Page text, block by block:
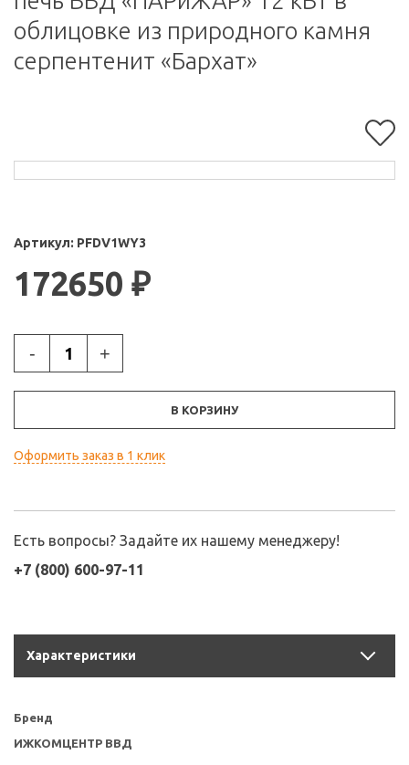
облицовке из природного камня
серпентенит «Бархат»
Артикул: PFDV1WY3
172650 ₽
- +
В КОРЗИНУ
Оформить заказ в 1 клик
Есть вопросы? Задайте их нашему менеджеру!
+7 (800) 600-97-11
Характеристики
Бренд
ИЖКОМЦЕНТР ВВД